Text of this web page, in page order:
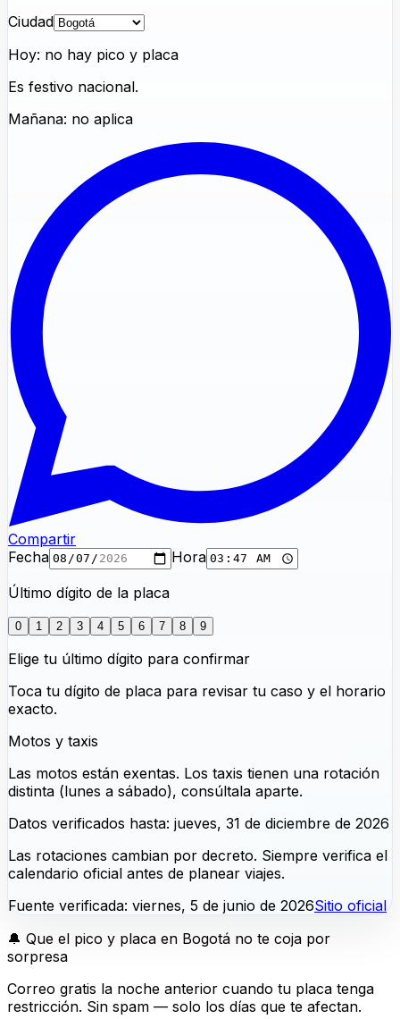
Ciudad
Hoy: no hay pico y placa
Es festivo nacional.
Mañana: no aplica
Compartir
Fecha
Hora
Último dígito de la placa
0 1 2 3 4 5 6 7 8 9
Elige tu último dígito para confirmar
Toca tu dígito de placa para revisar tu caso y el horario
exacto.
Motos y taxis
Las motos están exentas. Los taxis tienen una rotación
distinta (lunes a sábado), consúltala aparte.
Datos verificados hasta: jueves, 31 de diciembre de 2026
Las rotaciones cambian por decreto. Siempre verifica el
calendario oficial antes de planear viajes.
Fuente verificada: viernes, 5 de junio de 2026Sitio oficial
🔔 Que el pico y placa en Bogotá no te coja por
sorpresa
Correo gratis la noche anterior cuando tu placa tenga
restricción. Sin spam — solo los días que te afectan.